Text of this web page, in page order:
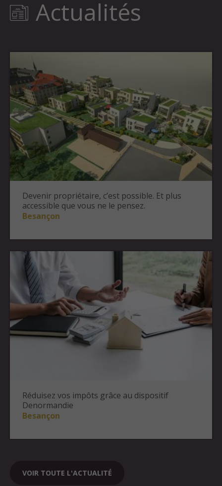
Actualités
Devenir propriétaire, c’est possible. Et plus
accessible que vous ne le pensez.
Besançon
Réduisez vos impôts grâce au dispositif
Denormandie
Besançon
VOIR TOUTE L'ACTUALITÉ